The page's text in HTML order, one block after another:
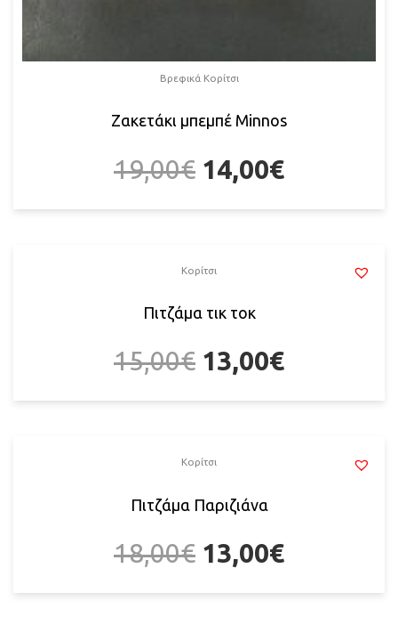
Βρεφικά Κορίτσι
Ζακετάκι μπεμπέ Μinnos
19,00€ 14,00€
Κορίτσι
Πιτζάμα τικ τοκ
15,00€ 13,00€
Κορίτσι
Πιτζάμα Παριζιάνα
18,00€ 13,00€